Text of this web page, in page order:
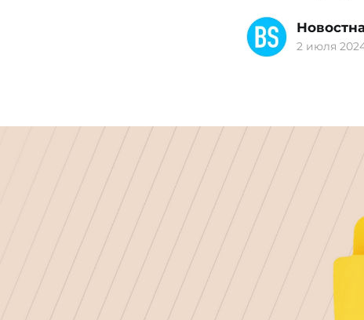
2 июля